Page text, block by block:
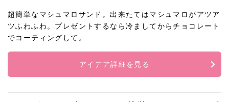
超簡単なマシュマロサンド。出来たてはマシュマロがアツア
ツふわふわ。プレゼントするなら冷ましてからチョコレート
でコーティングして。
アイデア詳細を見る